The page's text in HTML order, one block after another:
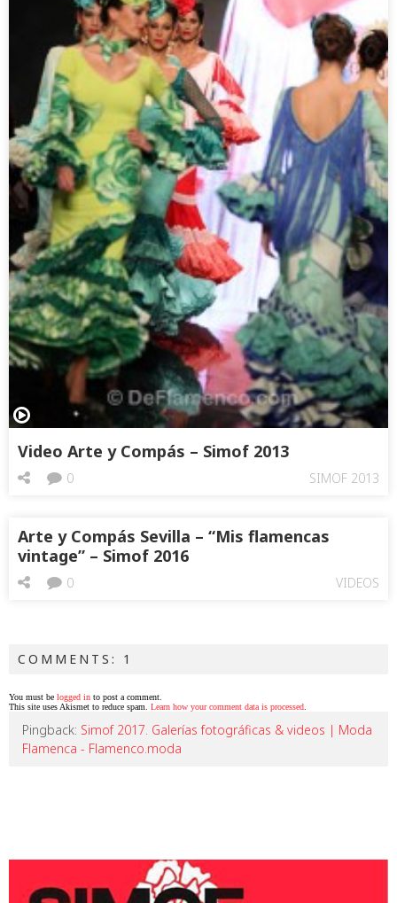
Video Arte y Compás – Simof 2013
SIMOF 2013
0
Arte y Compás Sevilla – “Mis flamencas
vintage” – Simof 2016
VIDEOS
0
COMMENTS: 1
You must be logged in to post a comment.
This site uses Akismet to reduce spam. Learn how your comment data is processed
Pingback: Simof 2017. Galerías fotográficas & videos | Moda
Flamenca - Flamenco.moda